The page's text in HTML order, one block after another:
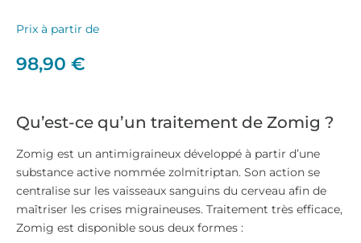
Prix à partir de
98,90 €
Qu’est-ce qu’un traitement de Zomig ?
Zomig est un antimigraineux développé à partir d’une
substance active nommée zolmitriptan. Son action se
centralise sur les vaisseaux sanguins du cerveau afin de
maîtriser les crises migraineuses. Traitement très efficace,
Zomig est disponible sous deux formes :